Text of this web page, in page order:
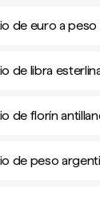
de euro a
de libra
de florín
de peso